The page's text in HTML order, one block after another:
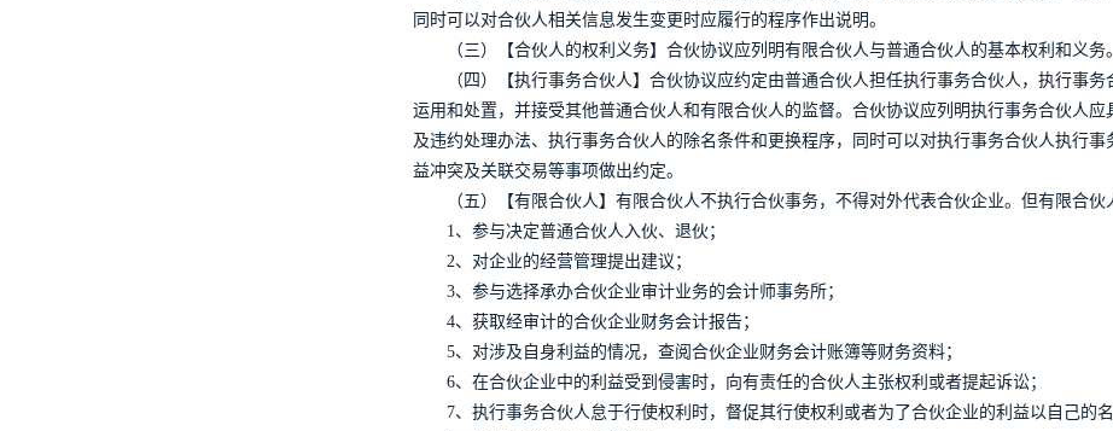
同时可以对合伙人相关信息发生变更时应履行的程序作出说明。
（三）【合伙人的权利义务】合伙协议应列明有限合伙人与普通合伙人的基本权利和义务。
（四）【执行事务合伙人】合伙协议应约定由普通合伙人担任执行事务合伙人，执行事
运用和处置，并接受其他普通合伙人和有限合伙人的监督。合伙协议应列明执行事务合伙人
及违约处理办法、执行事务合伙人的除名条件和更换程序，同时可以对执行事务合伙人执行
益冲突及关联交易等事项做出约定。
（五）【有限合伙人】有限合伙人不执行合伙事务，不得对外代表合伙企业。但有限合伙
1、参与决定普通合伙人入伙、退伙；
2、对企业的经营管理提出建议；
3、参与选择承办合伙企业审计业务的会计师事务所；
4、获取经审计的合伙企业财务会计报告；
5、对涉及自身利益的情况，查阅合伙企业财务会计账簿等财务资料；
6、在合伙企业中的利益受到侵害时，向有责任的合伙人主张权利或者提起诉讼；
7、执行事务合伙人怠于行使权利时，督促其行使权利或者为了合伙企业的利益以自己的名